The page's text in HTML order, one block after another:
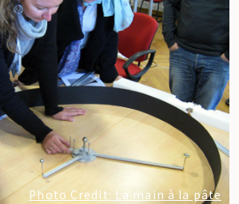
Photo Credit: La main à la pâte